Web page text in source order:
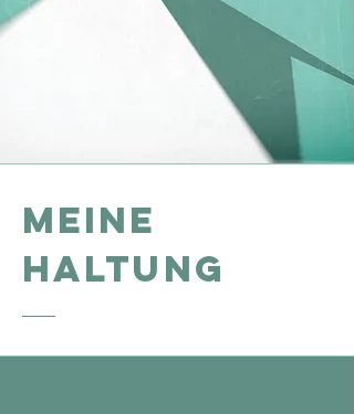
MEINE
HALTUNG